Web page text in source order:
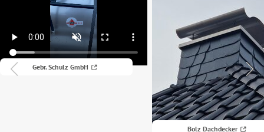
Gebr. Schulz GmbH
Bolz Dachdecker